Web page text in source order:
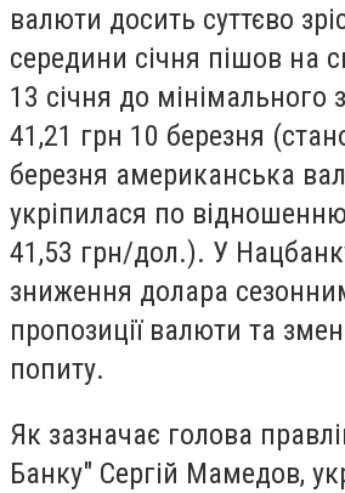
валюти досить суттєво
середини січня пішов на
13 січня до мінімального
41,21 грн 10 березня
березня американська
укріпилася по
41,53 грн/дол.). У
зниження долара
пропозиції валюти та
попиту.
Як зазначає голова
Банку" Сергій Мамедов,